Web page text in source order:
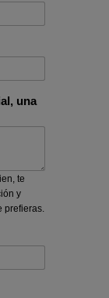
una
te
y
prefieras.